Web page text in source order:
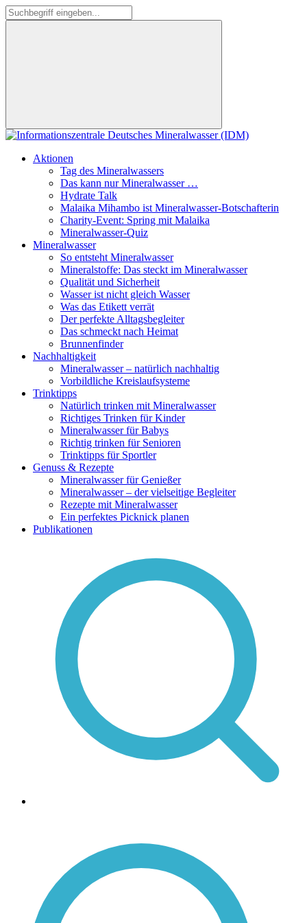
Aktionen
Tag des Mineralwassers
Das kann nur Mineralwasser …
Hydrate Talk
Malaika Mihambo ist Mineralwasser-Botschafterin
Charity-Event: Spring mit Malaika
Mineralwasser-Quiz
Mineralwasser
So entsteht Mineralwasser
Mineralstoffe: Das steckt im Mineralwasser
Qualität und Sicherheit
Wasser ist nicht gleich Wasser
Was das Etikett verrät
Der perfekte Alltagsbegleiter
Das schmeckt nach Heimat
Brunnenfinder
Nachhaltigkeit
Mineralwasser – natürlich nachhaltig
Vorbildliche Kreislaufsysteme
Trinktipps
Natürlich trinken mit Mineralwasser
Richtiges Trinken für Kinder
Mineralwasser für Babys
Richtig trinken für Senioren
Trinktipps für Sportler
Genuss & Rezepte
Mineralwasser für Genießer
Mineralwasser – der vielseitige Begleiter
Rezepte mit Mineralwasser
Ein perfektes Picknick planen
Publikationen